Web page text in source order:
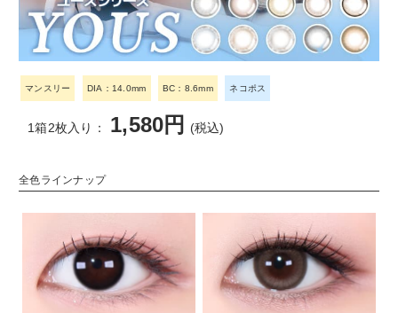
マンスリー DIA：14.0mm BC：8.6mm ネコポス
1箱2枚入り： 1,580円 (税込)
全色ラインナップ